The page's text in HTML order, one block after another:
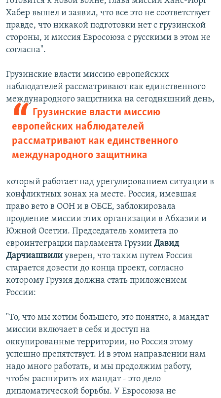
Хабер вышел и заявил, что все это не соответствует
правде, что никакой подготовки нет с грузинской
стороны, и миссия Евросоюза с русскими в этом не
согласна".
Грузинские власти миссию европейских
наблюдателей рассматривают как единственного
международного защитника на сегодняшний
Грузинские власти миссию
европейских наблюдателей
рассматривают как единственного
международного защитника
день,
который работает над урегулированием ситуации в
конфликтных зонах на месте. Россия, имевшая
право вето в ООН и в ОБСЕ, заблокировала
продление миссии этих организации в Абхазии и
Южной Осетии. Председатель комитета по
евроинтеграции парламента Грузии Давид
Дарчиашвили уверен, что таким путем Россия
старается довести до конца проект, согласно
которому Грузия должна стать приложением
России:
"То, что мы хотим большего, это понятно, а мандат
миссии включает в себя и доступ на
оккупированные территории, но Россия этому
успешно препятствует. И в этом направлении нам
надо много работать, и мы продолжим работу,
чтобы расширить их мандат - это дело
дипломатической борьбы. У Евросоюза не